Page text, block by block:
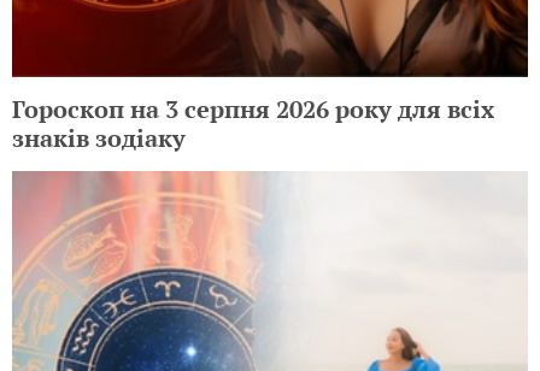
Гороскоп на 3 серпня 2026 року для всіх
знаків зодіаку